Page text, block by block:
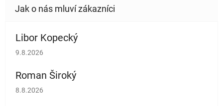
Libor Kopecký
Hodnocení obchodu je 5 z 5 hvězdiček.
9.8.2026
Roman Široký
Hodnocení obchodu je 5 z 5 hvězdiček.
8.8.2026